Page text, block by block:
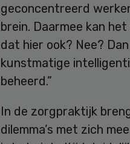
geconcentreerd
brein. Daarmee kan
dat hier ook? Nee?
kunstmatige
beheerd.”
In de zorgpraktijk
dilemma’s met zich